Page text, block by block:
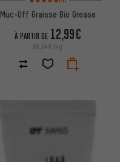
Muc-Off Graisse Bio Grease
À PARTIR DE 12,99€
86,64€/kg